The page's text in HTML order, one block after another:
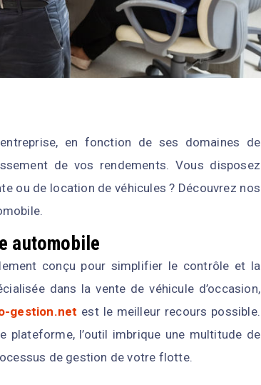
en fonction de ses domaines de
de vos rendements. Vous disposez
ou de location de véhicules ? Découvrez nos
automobile
conçu pour simplifier le contrôle et la
dans la vente de véhicule d’occasion,
gestion.net est le meilleur recours possible.
plateforme, l’outil imbrique une multitude de
de gestion de votre flotte.